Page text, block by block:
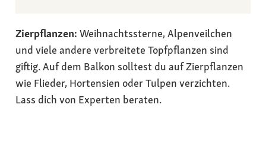
Zierpflanzen: Weihnachtssterne, Alpenveilchen
und viele andere verbreitete Topfpflanzen sind
giftig. Auf dem Balkon solltest du auf Zierpflanzen
wie Flieder, Hortensien oder Tulpen verzichten.
Lass dich von Experten beraten.